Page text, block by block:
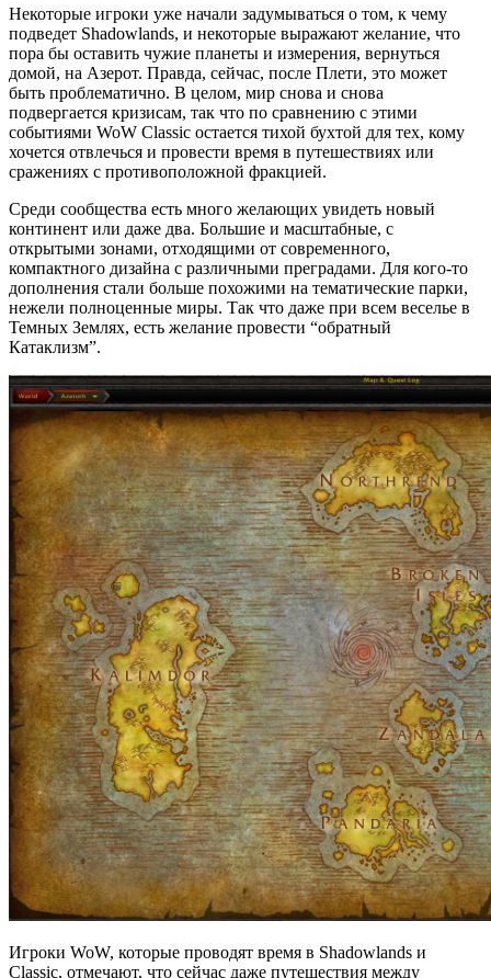
Некоторые игроки уже начали задумываться о том, к чему
подведет Shadowlands, и некоторые выражают желание, что
пора бы оставить чужие планеты и измерения, вернуться
домой, на Азерот. Правда, сейчас, после Плети, это может
быть проблематично. В целом, мир снова и снова
подвергается кризисам, так что по сравнению с этими
событиями WoW Classic остается тихой бухтой для тех, кому
хочется отвлечься и провести время в путешествиях или
сражениях с противоположной фракцией.
Среди сообщества есть много желающих увидеть новый
континент или даже два. Большие и масштабные, с
открытыми зонами, отходящими от современного,
компактного дизайна с различными преградами. Для кого-то
дополнения стали больше похожими на тематические парки,
нежели полноценные миры. Так что даже при всем веселье в
Темных Землях, есть желание провести “обратный
Катаклизм”.
Игроки WoW, которые проводят время в Shadowlands и
Classic, отмечают, что сейчас даже путешествия между